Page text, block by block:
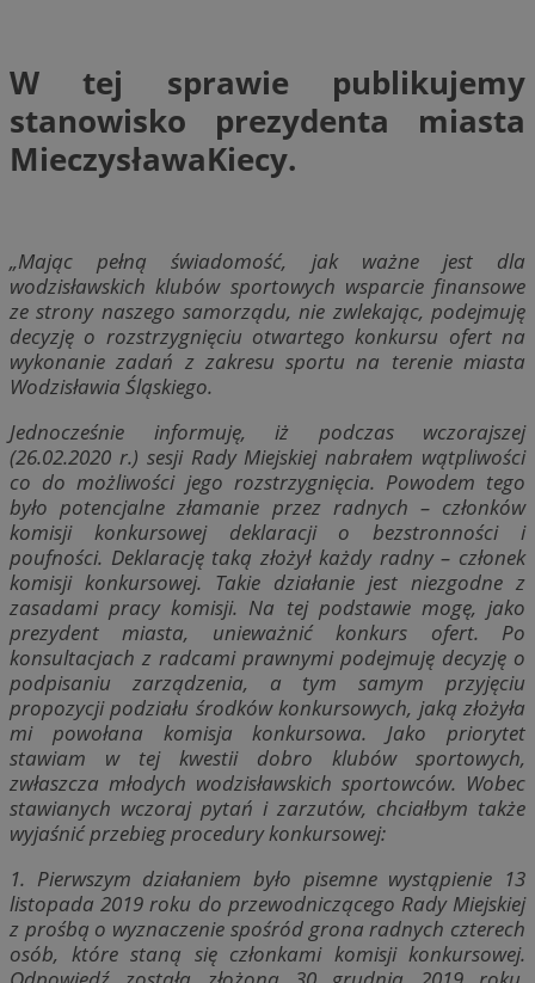
W tej sprawie publikujemy
stanowisko prezydenta miasta
MieczysławaKiecy.
„Mając pełną świadomość, jak ważne jest dla
wodzisławskich klubów sportowych wsparcie finansowe
ze strony naszego samorządu, nie zwlekając, podejmuję
decyzję o rozstrzygnięciu otwartego konkursu ofert na
wykonanie zadań z zakresu sportu na terenie miasta
Wodzisławia Śląskiego.
Jednocześnie informuję, iż podczas wczorajszej
(26.02.2020 r.) sesji Rady Miejskiej nabrałem wątpliwości
co do możliwości jego rozstrzygnięcia. Powodem tego
było potencjalne złamanie przez radnych – członków
komisji konkursowej deklaracji o bezstronności i
poufności. Deklarację taką złożył każdy radny – członek
komisji konkursowej. Takie działanie jest niezgodne z
zasadami pracy komisji. Na tej podstawie mogę, jako
prezydent miasta, unieważnić konkurs ofert. Po
konsultacjach z radcami prawnymi podejmuję decyzję o
podpisaniu zarządzenia, a tym samym przyjęciu
propozycji podziału środków konkursowych, jaką złożyła
mi powołana komisja konkursowa. Jako priorytet
stawiam w tej kwestii dobro klubów sportowych,
zwłaszcza młodych wodzisławskich sportowców. Wobec
stawianych wczoraj pytań i zarzutów, chciałbym także
wyjaśnić przebieg procedury konkursowej:
1. Pierwszym działaniem było pisemne wystąpienie 13
listopada 2019 roku do przewodniczącego Rady Miejskiej
z prośbą o wyznaczenie spośród grona radnych czterech
osób, które staną się członkami komisji konkursowej.